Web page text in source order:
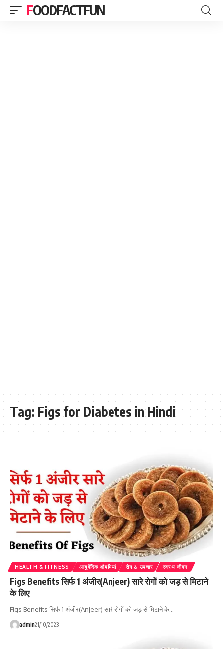
FOODFACTFUN
Tag: Figs for Diabetes in Hindi
HEALTH & FITNESS आयुर्वेदिक औषधियां रोग & उपचार स्वस्थ जीवन
Figs Benefits सिर्फ 1 अंजीर(Anjeer) सारे रोगों को जड़ से मिटाने
के लिए
Figs Benefits सिर्फ 1 अंजीर(Anjeer) सारे रोगों को जड़ से मिटाने के…
admin21/10/2023